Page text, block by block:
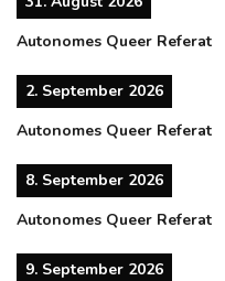
Autonomes Queer Referat
2. September 2026
Autonomes Queer Referat
8. September 2026
Autonomes Queer Referat
9. September 2026